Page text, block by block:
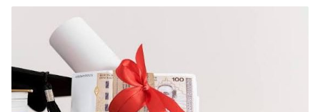
Mahmutović Dok Tužilaštvo Tuzlanskog kantona sprovodi
istrage, odgovornost […]